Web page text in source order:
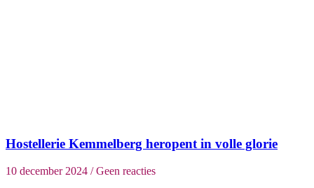
Hostellerie Kemmelberg heropent in volle glorie
10 december 2024 Geen reacties